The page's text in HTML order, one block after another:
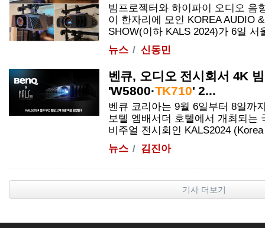
빔프로젝터와 하이파이 오디오 음
이 한자리에 모인 KOREA AUDIO
SHOW(이하 KALS 2024)가 6일 서
뉴스
신동민
벤큐, 오디오 전시회서 4K
'W5800·TK710' 2...
벤큐 코리아는 9월 6일부터 8일까
보텔 엠배서더 호텔에서 개최되는
비주얼 전시회인 KALS2024
뉴스
김진아
기사 더보기